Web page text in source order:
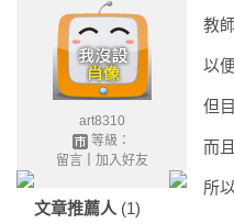
art8310
等級：
留言｜ 加入好友
文章推薦人 (1)
教
以
但
而
所